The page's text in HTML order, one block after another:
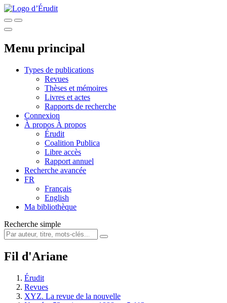
Menu principal
Types de publications
Revues
Thèses et mémoires
Livres et actes
Rapports de recherche
Connexion
À propos À propos
Érudit
Coalition Publica
Libre accès
Rapport annuel
Recherche avancée
FR
Français
English
Ma bibliothèque
Recherche simple
Fil d'Ariane
Érudit
Revues
XYZ. La revue de la nouvelle